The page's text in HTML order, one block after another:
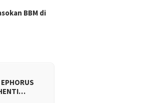
Tabung LPG Keluar-Masuk
BBM di